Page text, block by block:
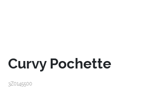
Curvy Pochette
3Z0145500